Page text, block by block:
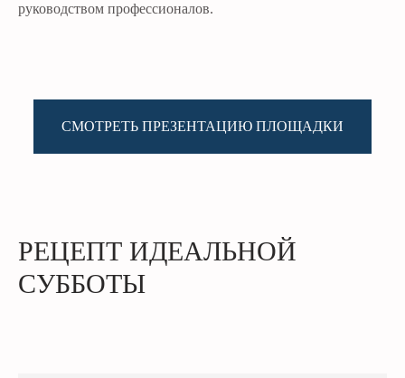
руководством профессионалов.
СМОТРЕТЬ ПРЕЗЕНТАЦИЮ ПЛОЩАДКИ
РЕЦЕПТ ИДЕАЛЬНОЙ
СУББОТЫ